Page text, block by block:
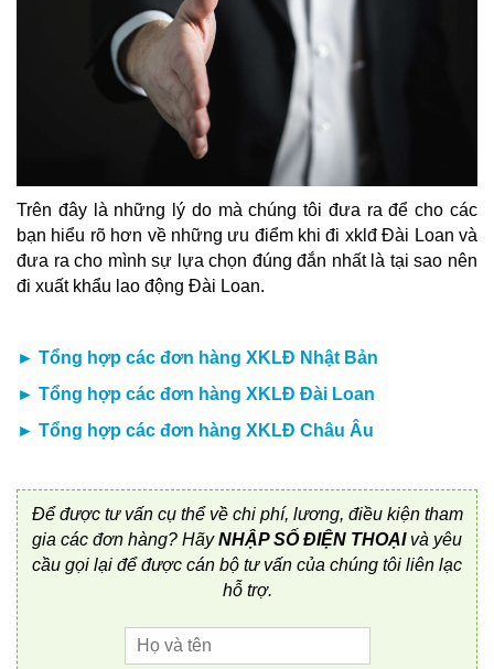
Trên đây là những lý do mà chúng tôi đưa ra để cho các
bạn hiểu rõ hơn về những ưu điểm khi đi xklđ Đài Loan và
đưa ra cho mình sự lựa chọn đúng đắn nhất là tại sao nên
đi xuất khẩu lao động Đài Loan.
► Tổng hợp các đơn hàng XKLĐ Nhật Bản
► Tổng hợp các đơn hàng XKLĐ Đài Loan
► Tổng hợp các đơn hàng XKLĐ Châu Âu
Để được tư vấn cụ thể về chi phí, lương, điều kiện tham
gia các đơn hàng? HãyNHẬP SỐ ĐIỆN THOẠIvà yêu
cầu gọi lại để được cán bộ tư vấn của chúng tôi liên lạc
hỗ trợ.